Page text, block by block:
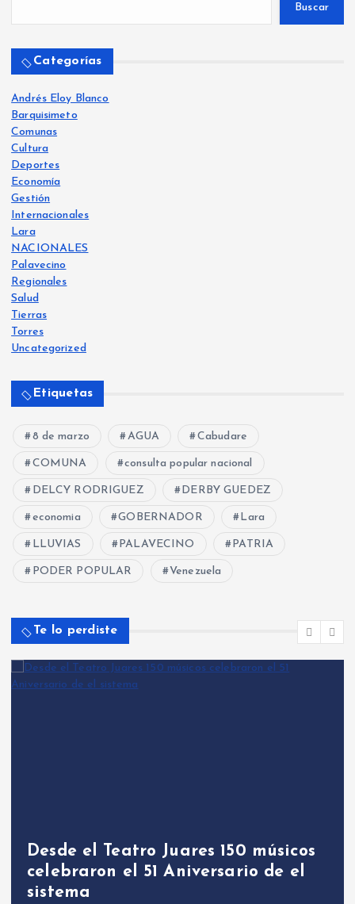
Buscar
Categorías
Andrés Eloy Blanco
Barquisimeto
Comunas
Cultura
Deportes
Economía
Gestión
Internacionales
Lara
NACIONALES
Palavecino
Regionales
Salud
Tierras
Torres
Uncategorized
Etiquetas
8 de marzo AGUA Cabudare
COMUNA consulta popular nacional
DELCY RODRIGUEZ DERBY GUEDEZ
economia GOBERNADOR Lara
LLUVIAS PALAVECINO PATRIA
PODER POPULAR Venezuela
Te lo perdiste
Desde el Teatro Juares 150 músicos
celebraron el 51 Aniversario de el
sistema